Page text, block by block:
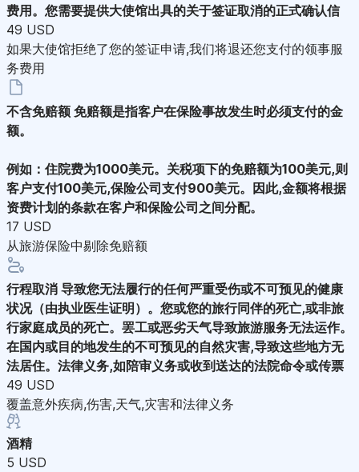
费用。您需要提供大使馆出具的关于签证取消的正式确认信
49 USD
如果大使馆拒绝了您的签证申请,我们将退还您支付的领事服
务费用
不含免赔额 免赔额是指客户在保险事故发生时必须支付的金
额。
例如：住院费为1000美元。关税项下的免赔额为100美元,则
客户支付100美元,保险公司支付900美元。因此,金额将根据
资费计划的条款在客户和保险公司之间分配。
17 USD
从旅游保险中剔除免赔额
行程取消 导致您无法履行的任何严重受伤或不可预见的健康
状况（由执业医生证明）。您或您的旅行同伴的死亡,或非旅
行家庭成员的死亡。罢工或恶劣天气导致旅游服务无法运作。
在国内或目的地发生的不可预见的自然灾害,导致这些地方无
法居住。法律义务,如陪审义务或收到送达的法院命令或传票
49 USD
覆盖意外疾病,伤害,天气,灾害和法律义务
酒精
5 USD